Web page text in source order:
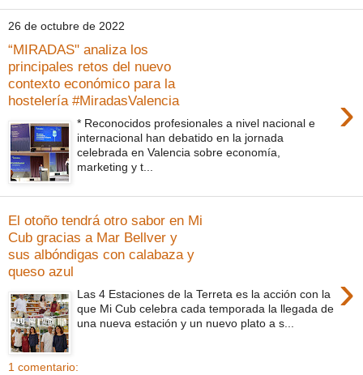
26 de octubre de 2022
“MIRADAS" analiza los
principales retos del nuevo
contexto económico para la
hostelería #MiradasValencia
›
* Reconocidos profesionales a nivel nacional e
internacional han debatido en la jornada
celebrada en Valencia sobre economía,
marketing y t...
El otoño tendrá otro sabor en Mi
Cub gracias a Mar Bellver y
sus albóndigas con calabaza y
queso azul
›
Las 4 Estaciones de la Terreta es la acción con la
que Mi Cub celebra cada temporada la llegada de
una nueva estación y un nuevo plato a s...
1 comentario: